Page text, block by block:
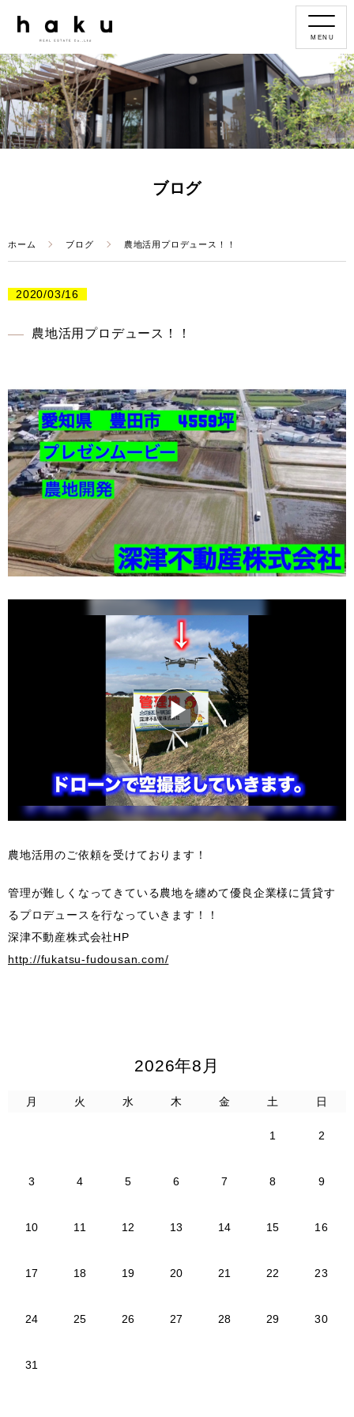
MENU
ブログ
ホーム ブログ 農地活用プロデュース！！
2020/03/16
農地活用プロデュース！！
農地活用のご依頼を受けております！
管理が難しくなってきている農地を纏めて優良企業様に賃貸す
るプロデュースを行なっていきます！！
深津不動産株式会社HP
http://fukatsu-fudousan.com/
2026年8月
月 火 水 木 金 土 日
1 2
3 4 5 6 7 8 9
10 11 12 13 14 15 16
17 18 19 20 21 22 23
24 25 26 27 28 29 30
31